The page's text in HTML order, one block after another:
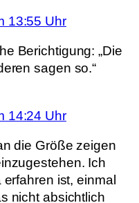
13:55 Uhr
Berichtigung: „Die
sagen so.“
14:24 Uhr
die Größe zeigen
Ich
ist, einmal
nicht absichtlich